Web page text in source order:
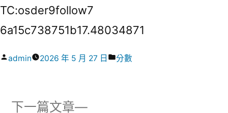
TC:osder9follow7
6a15c738751b17.48034871
作
admin 2026 年 5 月 27 日
分
分數
下一篇文章 下